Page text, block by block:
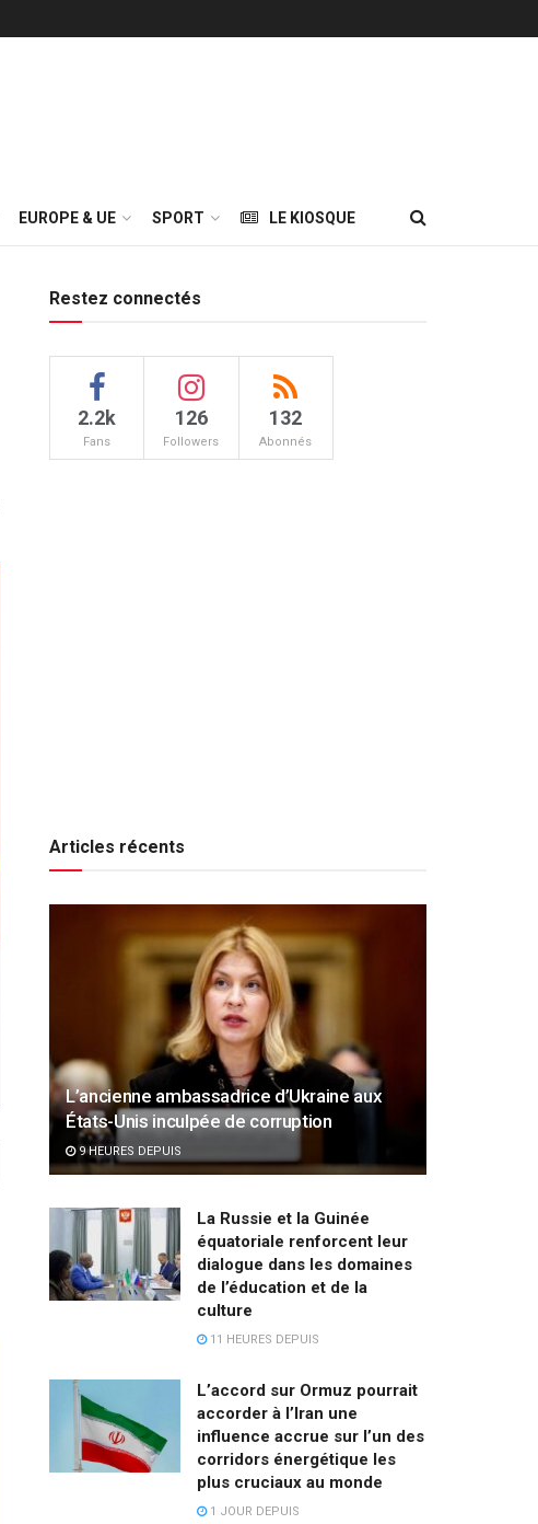
EUROPE & UE SPORT LE KIOSQUE
Restez connectés
2.2k
Fans
126
Followers
132
Abonnés
Articles récents
L’ancienne ambassadrice d’Ukraine aux
États-Unis inculpée de corruption
9 HEURES DEPUIS
La Russie et la Guinée
équatoriale renforcent leur
dialogue dans les domaines
de l’éducation et de la
culture
11 HEURES DEPUIS
L’accord sur Ormuz pourrait
accorder à l’Iran une
influence accrue sur l’un des
corridors énergétique les
plus cruciaux au monde
1 JOUR DEPUIS